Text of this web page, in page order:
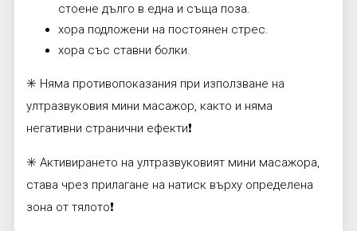
стоене дълго в една и съща поза.
хора подложени на постоянен стрес.
хора със ставни болки.
✳️ Няма противопоказания при използване на
ултразвуковия мини масажор, както и няма
негативни странични ефекти❗
✳️ Активирането на ултразвуковият мини масажора,
става чрез прилагане на натиск върху определена
зона от тялото❗